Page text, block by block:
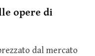
opere di
dal mercato